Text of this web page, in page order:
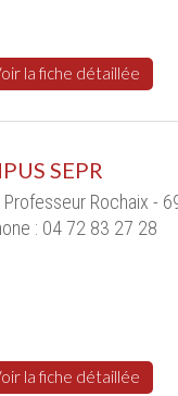
la fiche détaillée
SEPR
Rochaix -
: 04 72 83 27 28
la fiche détaillée